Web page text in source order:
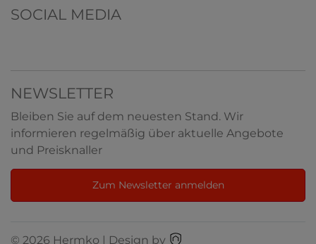
SOCIAL MEDIA
NEWSLETTER
Bleiben Sie auf dem neuesten Stand. Wir
informieren regelmäßig über aktuelle Angebote
und Preisknaller
Zum Newsletter anmelden
© 2026 Hermko | Design by